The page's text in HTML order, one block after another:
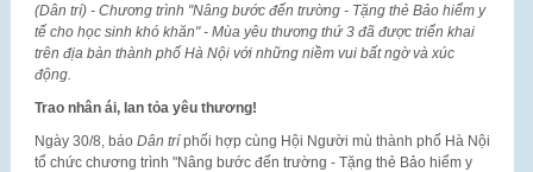
(Dân trí) - Chương trình "Nâng bước đến trường - Tặng thẻ Bảo hiểm y
tế cho học sinh khó khăn" - Mùa yêu thương thứ 3 đã được triển khai
trên địa bàn thành phố Hà Nội với những niềm vui bất ngờ và xúc
động.
Trao nhân ái, lan tỏa yêu thương!
Ngày 30/8, báo Dân tríphối hợp cùng Hội Người mù thành phố Hà Nội
tổ chức chương trình "Nâng bước đến trường - Tặng thẻ Bảo hiểm y